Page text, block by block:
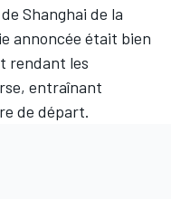
Shanghai de la
annoncée était bien
rendant les
entraînant
de départ.